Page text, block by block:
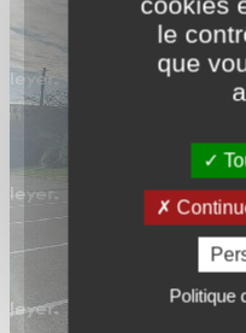
le
que
Politique